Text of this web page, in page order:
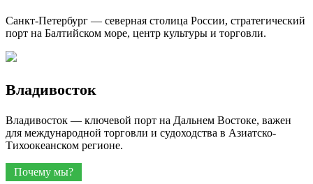
Санкт-Петербург — северная столица России, стратегический
порт на Балтийском море, центр культуры и торговли.
Владивосток
Владивосток — ключевой порт на Дальнем Востоке, важен
для международной торговли и судоходства в Азиатско-
Тихоокеанском регионе.
Почему мы?